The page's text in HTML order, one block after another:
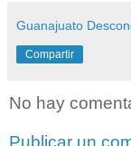
Guanajuato
Compartir
No hay